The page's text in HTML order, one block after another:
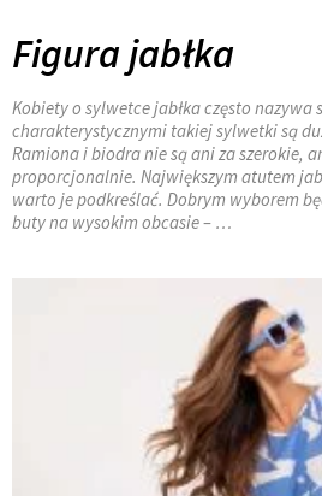
Figura jabłka
Kobiety o sylwetce jabłka często nazywa
charakterystycznymi takiej sylwetki są
Ramiona i biodra nie są ani za szerokie,
proporcjonalnie. Największym atutem
warto je podkreślać. Dobrym wyborem
buty na wysokim obcasie – …